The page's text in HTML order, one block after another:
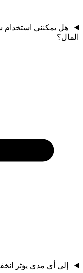
هل يمكنني استخدام
المال؟
إلى أي مدى يؤثر